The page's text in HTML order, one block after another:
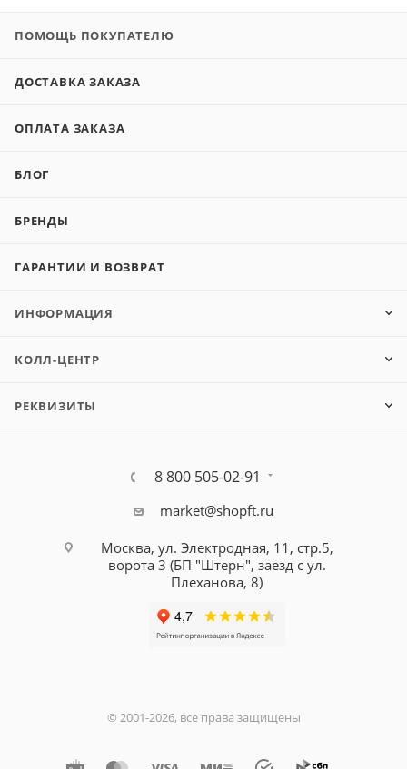
ПОМОЩЬ ПОКУПАТЕЛЮ
ДОСТАВКА ЗАКАЗА
ОПЛАТА ЗАКАЗА
БЛОГ
БРЕНДЫ
ГАРАНТИИ И ВОЗВРАТ
ИНФОРМАЦИЯ
КОЛЛ-ЦЕНТР
РЕКВИЗИТЫ
8 800 505-02-91
market@shopft.ru
Москва, ул. Электродная, 11, стр.5,
ворота 3 (БП "Штерн", заезд с ул.
Плеханова, 8)
© 2001-2026, все права защищены